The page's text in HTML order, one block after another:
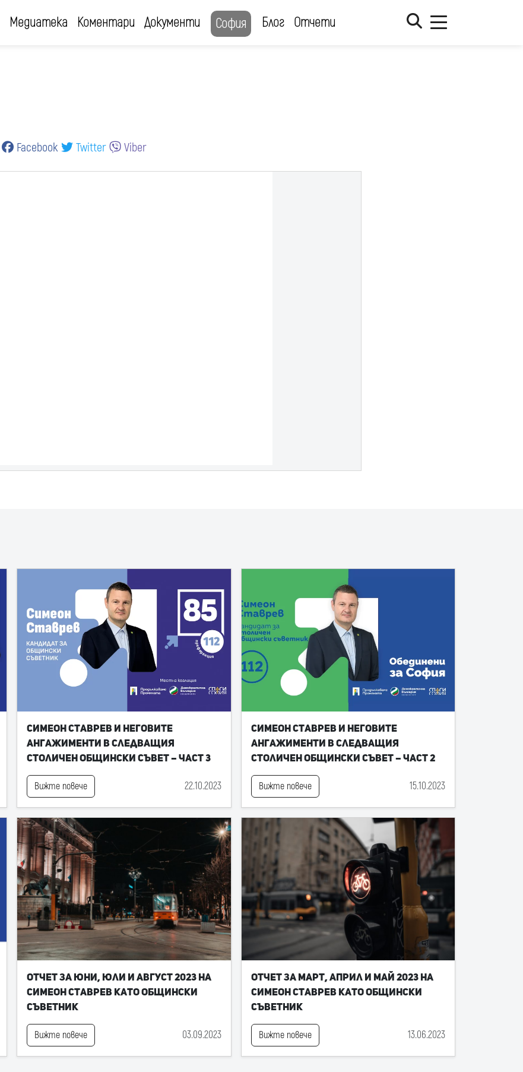
Медиатека Коментари Документи София Блог Отчети
Facebook Twitter Viber
Симеон Ставрев и неговите
ангажименти в следващия
Столичен общински съвет – част 3
Вижте повече 22.10.2023
Симеон Ставрев и неговите
ангажименти в следващия
Столичен общински съвет – част 2
Вижте повече 15.10.2023
Отчет за юни, юли и август 2023 на
Симеон Ставрев като общински
съветник
Вижте повече 03.09.2023
Отчет за март, април и май 2023 на
Симеон Ставрев като общински
съветник
Вижте повече 13.06.2023